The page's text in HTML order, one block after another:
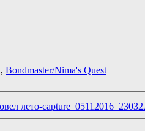
, Bondmaster/Nima's Quest